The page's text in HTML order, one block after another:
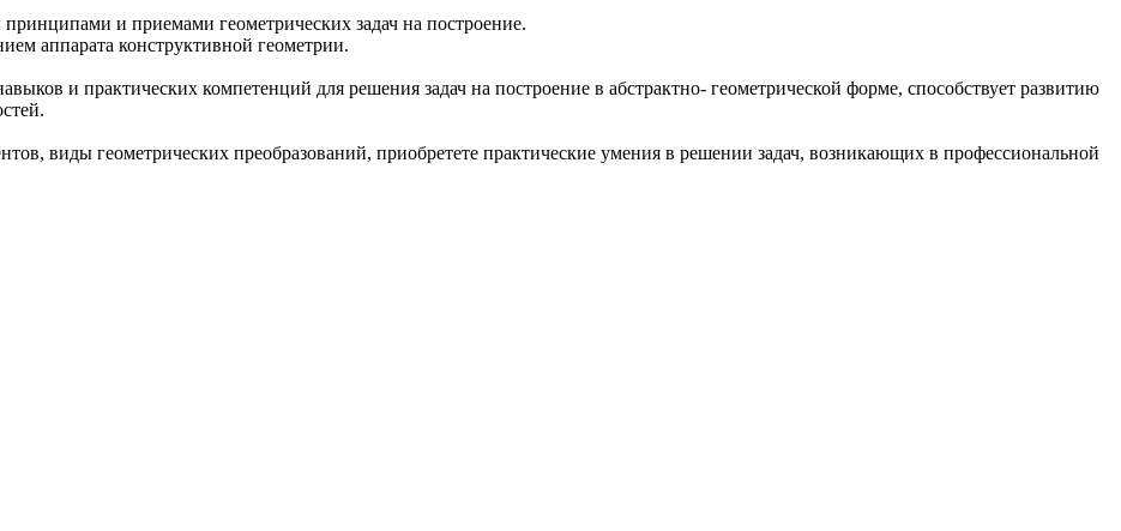
и приемами геометрических задач на построение.
аппарата конструктивной геометрии.
и практических компетенций для решения задач на построение в абстрактно- геометрической форме, способствует развитию
виды геометрических преобразований, приобретете практические умения в решении задач, возникающих в профессиональной